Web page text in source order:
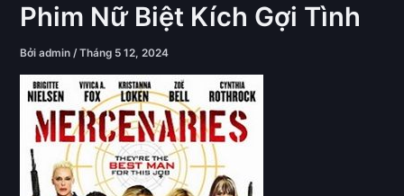
Phim Nữ Biệt Kích Gợi Tình
Bởiadmin/Tháng 5 12, 2024